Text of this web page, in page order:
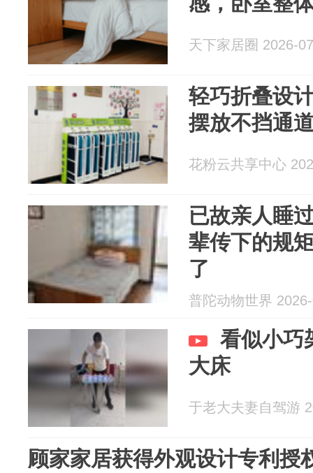
天下家居圈 2026-
轻巧折叠设
摆放不挡通
花粉云共享中心
已故亲人睡
辈传下的规
了
普陀动物世界
看似小巧
大床
于老大夫妻自驾游
顾家家居获得外观设计专利授